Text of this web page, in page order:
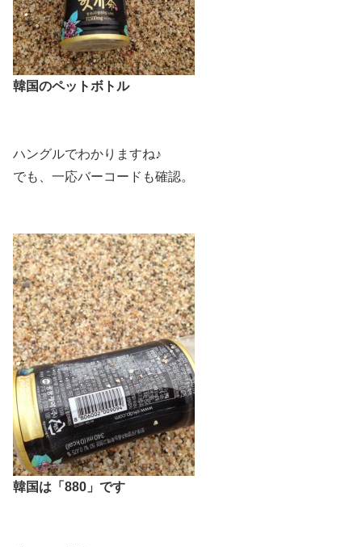
韓国のペットボトル
ハングルでわかりますね♪
でも、一応バーコードも確認。
韓国は「880」です